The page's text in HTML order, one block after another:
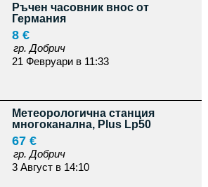
Ръчен часовник внос от
Германия
8 €
гр. Добрич
21 Февруари в 11:33
Метеорологична станция
многоканална, Plus Lp50
67 €
гр. Добрич
3 Август в 14:10